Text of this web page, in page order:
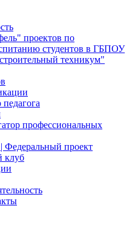
проектов по
студентов в ГБПОУ
техникум"
профессиональных
проект
клуб